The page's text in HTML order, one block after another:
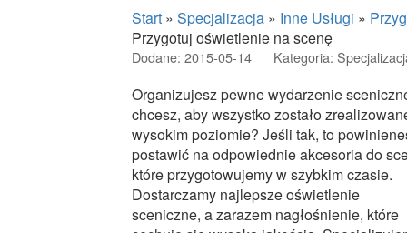
Start » Specjalizacja » Inne Usługi »
Przygotuj oświetlenie na scenę
Dodane: 2015-05-14 Kategoria:
Organizujesz pewne wydarzenie
chcesz, aby wszystko zostało
wysokim poziomie? Jeśli tak, to
postawić na odpowiednie akcesoria do
które przygotowujemy w szybkim czasie.
Dostarczamy najlepsze oświetlenie
sceniczne, a zarazem nagłośnienie, które